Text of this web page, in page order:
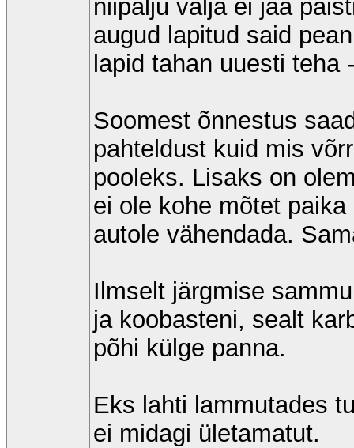
niipalju välja ei jää
augud lapitud said
lapid tahan uuesti
Soomest õnnestus
pahteldust kuid mis
pooleks. Lisaks on
ei ole kohe mõtet
autole vähendada.
Ilmselt järgmise
ja koobasteni, sealt
põhi külge panna.
Eks lahti lammutades
ei midagi ületamatut.